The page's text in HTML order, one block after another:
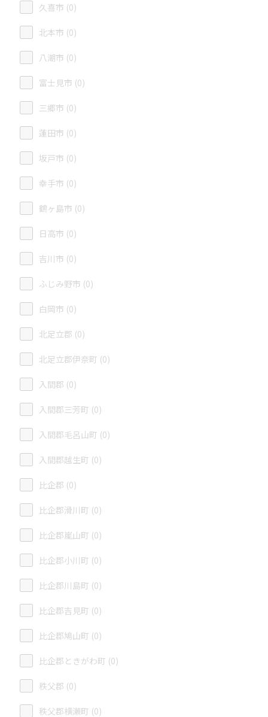
久喜市 (0)
北本市 (0)
八潮市 (0)
富士見市 (0)
三郷市 (0)
蓮田市 (0)
坂戸市 (0)
幸手市 (0)
鶴ヶ島市 (0)
日高市 (0)
吉川市 (0)
ふじみ野市 (0)
白岡市 (0)
北足立郡 (0)
北足立郡伊奈町 (0)
入間郡 (0)
入間郡三芳町 (0)
入間郡毛呂山町 (0)
入間郡越生町 (0)
比企郡 (0)
比企郡滑川町 (0)
比企郡嵐山町 (0)
比企郡小川町 (0)
比企郡川島町 (0)
比企郡吉見町 (0)
比企郡鳩山町 (0)
比企郡ときがわ町 (0)
秩父郡 (0)
秩父郡横瀬町 (0)